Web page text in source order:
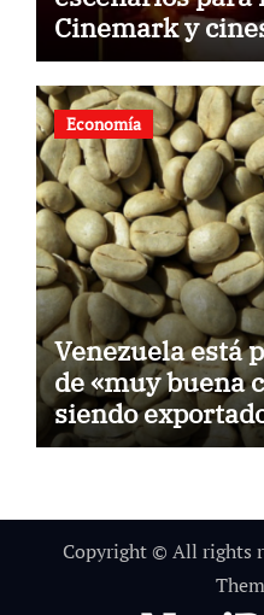
Cinemark y
concierto en
Artes
Economía
Venezuela está
de «muy buena
siendo
Copyright © All rights